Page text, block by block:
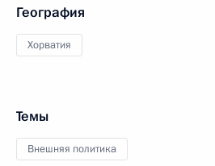
География
Хорватия
Темы
Внешняя политика